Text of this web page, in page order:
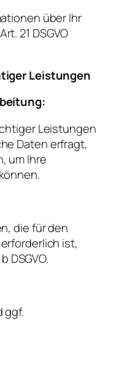
über Ihr
21 DSGVO
Leistungen
Leistungen
Daten erfragt,
um Ihre
die für den
ist,
DSGVO.
ggf.